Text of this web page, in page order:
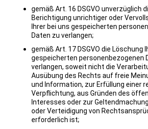
gemäß Art. 16 DSGVO unverzüglich
Berichtigung unrichtiger oder
Ihrer bei uns gespeicherten
Daten zu verlangen;
gemäß Art. 17 DSGVO die Löschung
gespeicherten personenbezogenen
verlangen, soweit nicht die
Ausübung des Rechts auf freie
und Information, zur Erfüllung einer
Verpflichtung, aus Gründen des
Interesses oder zur
oder Verteidigung von
erforderlich ist;